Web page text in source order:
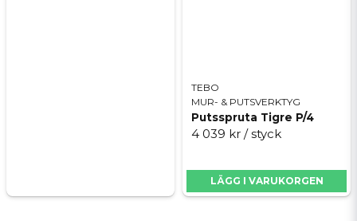
TEBO
MUR- & PUTSVERKTYG
Putsspruta Tigre P/4
4 039 kr / styck
LÄGG I VARUKORGEN